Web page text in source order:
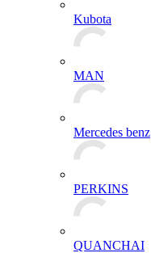
Kubota
MAN
Mercedes benz
PERKINS
QUANCHAI